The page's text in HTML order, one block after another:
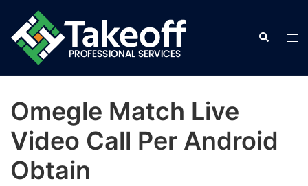
content
Search
Omegle Match Live
Video Call Per Android
Obtain